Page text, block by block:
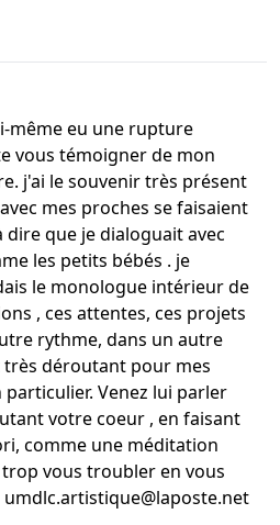
même eu une rupture
vous témoigner de mon
j'ai le souvenir très présent
mes proches se faisaient
que je dialoguait avec
les petits bébés . je
le monologue intérieur de
, ces attentes, ces projets
rythme, dans un autre
déroutant pour mes
Venez lui parler
votre coeur , en faisant
comme une méditation
vous troubler en vous
umdlc.artistique@laposte.net